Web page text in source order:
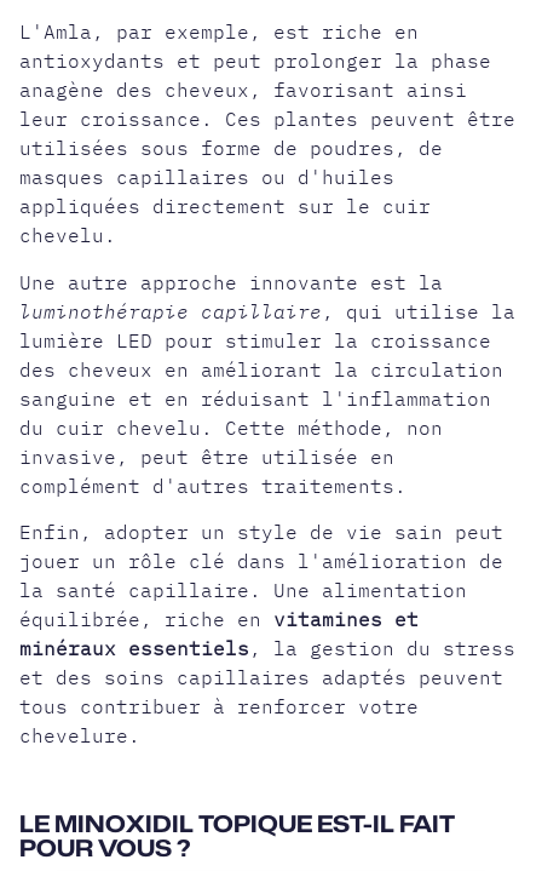
L'Amla, par exemple, est riche en
antioxydants et peut prolonger la phase
anagène des cheveux, favorisant ainsi
leur croissance. Ces plantes peuvent être
utilisées sous forme de poudres, de
masques capillaires ou d'huiles
appliquées directement sur le cuir
chevelu.
Une autre approche innovante est la
luminothérapie capillaire , qui utilise la
lumière LED pour stimuler la croissance
des cheveux en améliorant la circulation
sanguine et en réduisant l'inflammation
du cuir chevelu. Cette méthode, non
invasive, peut être utilisée en
complément d'autres traitements.
Enfin, adopter un style de vie sain peut
jouer un rôle clé dans l'amélioration de
la santé capillaire. Une alimentation
équilibrée, riche en vitamines et
minéraux essentiels , la gestion du stress
et des soins capillaires adaptés peuvent
tous contribuer à renforcer votre
chevelure.
LE MINOXIDIL TOPIQUE EST-IL FAIT
POUR VOUS ?